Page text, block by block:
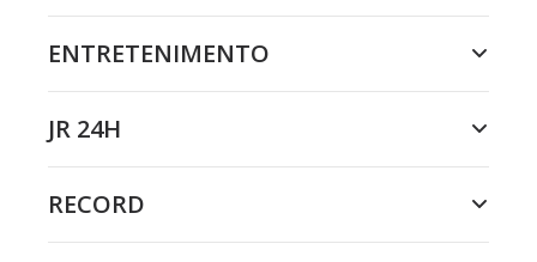
ENTRETENIMENTO
JR 24H
RECORD